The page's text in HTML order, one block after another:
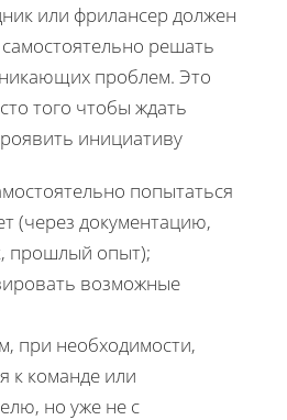
или фрилансер должен
решать
проблем. Это
того чтобы ждать
инициативу
попытаться
(через документацию,
прошлый опыт);
возможные
при необходимости,
к команде или
но уже не с